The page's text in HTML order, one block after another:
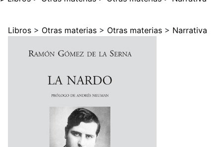
Libros > Otras materias > Otras materias > Narrativa